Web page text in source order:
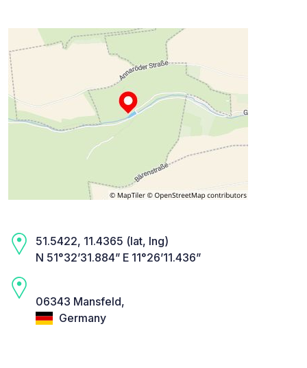
51.5422, 11.4365 (lat, lng)
N 51°32’31.884” E 11°26’11.436”
06343 Mansfeld,
Germany